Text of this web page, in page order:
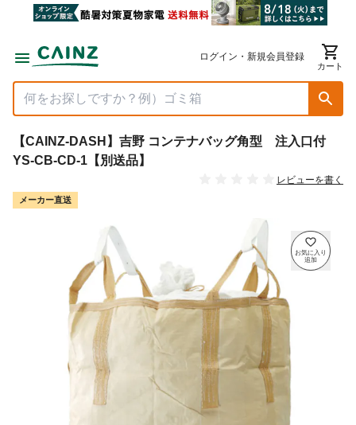
ログイン・新規会員登録
カート
【CAINZ-DASH】吉野 コンテナバッグ角型 注入口付
YS-CB-CD-1【別送品】
レビューを書く
メーカー直送